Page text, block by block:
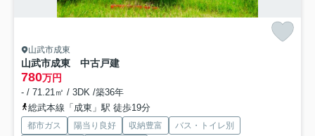
山武市成東
山武市成東 中古戸建
780万円
- / 71.21㎡ / 3DK /築36年
総武本線「成東」駅 徒歩19分
都市ガス 陽当り良好 収納豊富
バス・トイレ別